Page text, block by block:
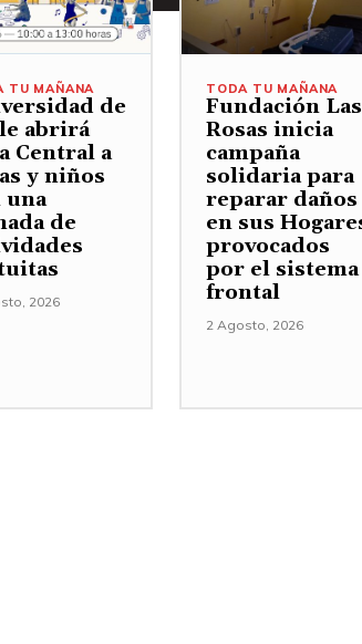
a
u
m
e
n
t
a
o
TU MAÑANA
de
abrirá
Central a
y niños
una
de
2026
TODA TU MAÑANA
Fundación Las
Rosas inicia
campaña
solidaria para
reparar daños
en sus
provocados
por el sistema
frontal
2 Agosto, 2026